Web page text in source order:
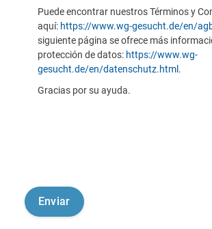
Puede encontrar nuestros Términos y
aquí: https://www.wg-gesucht.de/en/
siguiente página se ofrece más
protección de datos: https://www.wg-
gesucht.de/en/datenschutz.html .
Gracias por su ayuda.